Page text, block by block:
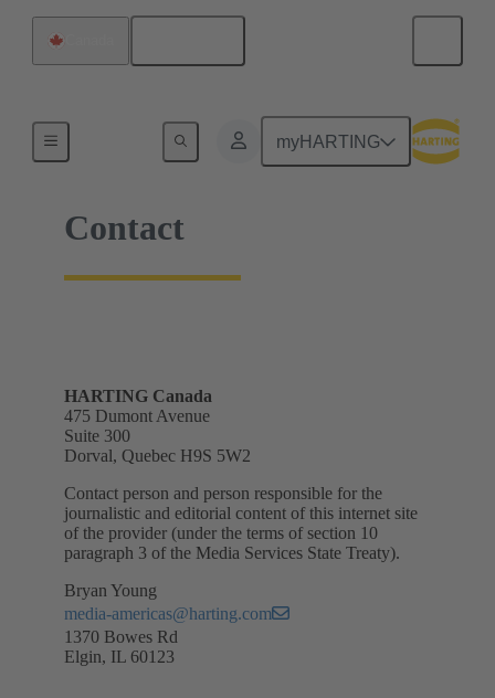
myHARTING
Contact
HARTING Canada
475 Dumont Avenue
Suite 300
Dorval, Quebec H9S 5W2
Contact person and person responsible for the
journalistic and editorial content of this internet site
of the provider (under the terms of section 10
paragraph 3 of the Media Services State Treaty).
Bryan Young
media-americas@harting.com
1370 Bowes Rd
Elgin, IL 60123